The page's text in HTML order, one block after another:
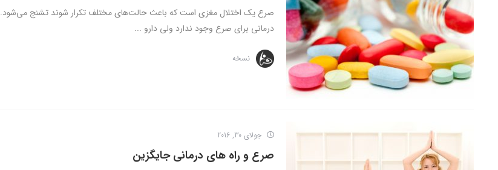
صرع یک اختلال مغزی است که باعث حالت‌های مختلف تکرار شوند تشنج می‌شود.
درمانی برای صرع وجود ندارد ولی دارو ...
نسخه
جولای 30, 2016
صرع و راه های درمانی جایگزین